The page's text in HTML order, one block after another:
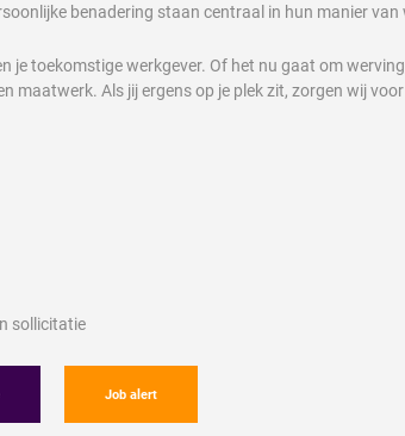
benadering staan centraal in hun manier van
je toekomstige werkgever. Of het nu gaat om
maatwerk. Als jij ergens op je plek zit, zorgen wij
sollicitatie
Job alert